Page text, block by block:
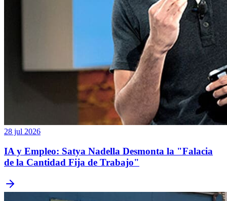
28 jul 2026
IA y Empleo: Satya Nadella Desmonta la "Falacia
de la Cantidad Fija de Trabajo"